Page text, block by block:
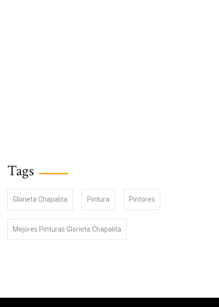
Tags
Glorieta Chapalita Pintura Pintores
Mejores Pinturas Glorieta Chapalita